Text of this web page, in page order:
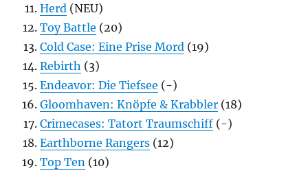
Herd (NEU)
Toy Battle (20)
Cold Case: Eine Prise Mord (19)
Rebirth (3)
Endeavor: Die Tiefsee (-)
Gloomhaven: Knöpfe & Krabbler (18)
Crimecases: Tatort Traumschiff (-)
Earthborne Rangers (12)
Top Ten (10)